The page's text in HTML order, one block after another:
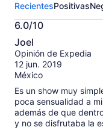
esta
actividad.
Más
información
sobre
nuestras
opiniones
RecientesPositivas
6.0/10
6.0
de
10
Joel
Opinión de Expedia
12 jun. 2019
México
Es un show muy
poca sensualidad a
además de que
y no se disfrutaba la